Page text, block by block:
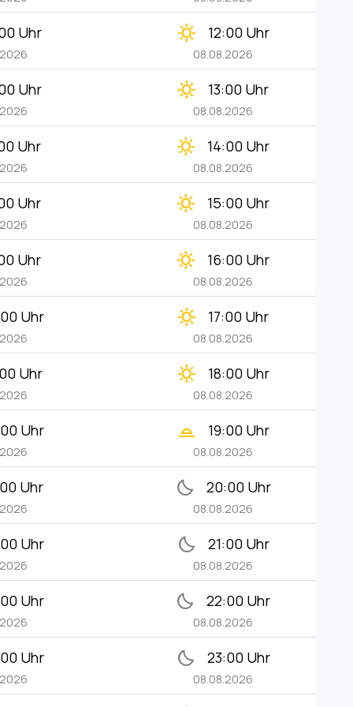
Uhr clear_day 12:00 Uhr
08.08.2026
Uhr clear_day 13:00 Uhr
08.08.2026
Uhr clear_day 14:00 Uhr
08.08.2026
Uhr clear_day 15:00 Uhr
08.08.2026
Uhr clear_day 16:00 Uhr
08.08.2026
Uhr clear_day 17:00 Uhr
08.08.2026
Uhr clear_day 18:00 Uhr
08.08.2026
Uhr wb_twilight_2 19:00 Uhr
08.08.2026
Uhr bedtime 20:00 Uhr
08.08.2026
Uhr bedtime 21:00 Uhr
08.08.2026
Uhr bedtime 22:00 Uhr
08.08.2026
Uhr bedtime 23:00 Uhr
08.08.2026